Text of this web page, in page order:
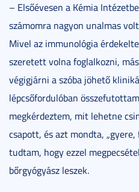
– Elsőévesen a Kémia
számomra nagyon unalmas
Mivel az immunológia
szeretett volna foglalkozni,
végigjárni a szóba jöhető
lépcsőfordulóban
megkérdeztem, mit lehetne
csapott, és azt mondta,
tudtam, hogy ezzel
bőrgyógyász leszek.